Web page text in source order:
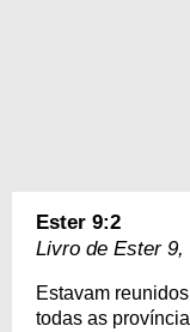
Ester 9:2
Livro de Ester
Estavam
todas as